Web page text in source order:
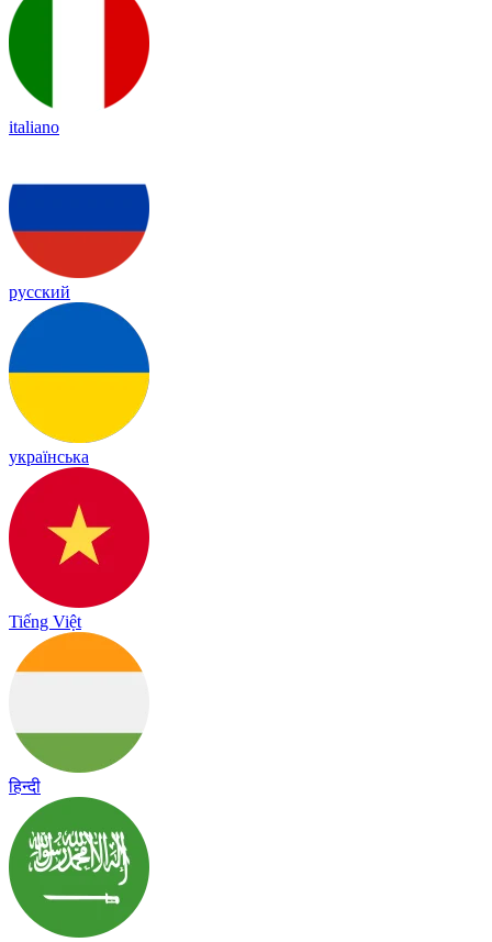
italiano
русский
українська
Tiếng Việt
हिन्दी